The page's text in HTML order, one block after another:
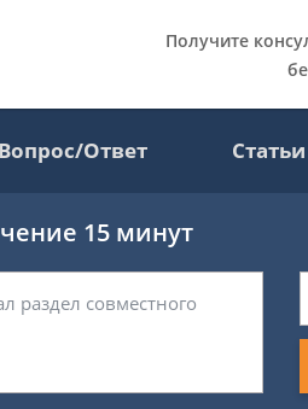
Получите
Вопрос/Ответ Статьи
15 минут